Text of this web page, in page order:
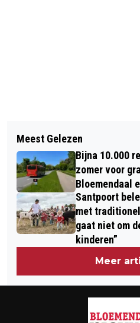
GEMEENTE
CORONAPROOF
STRAATFEESTJES
SCHOOLJAAR IN
VAN START
Meest Gelezen
Bijna 10.000
zomer voor
Bloemendaal
Santpoort
met
gaat niet om
kinderen”
Meer